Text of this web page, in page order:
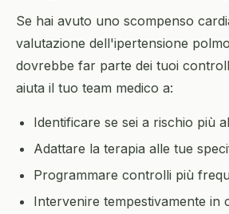
Se hai avuto uno scompenso
valutazione dell'ipertensione
dovrebbe far parte dei tuoi
aiuta il tuo team medico a:
Identificare se sei a rischio più
Adattare la terapia alle tue
Programmare controlli più
Intervenire tempestivamente in